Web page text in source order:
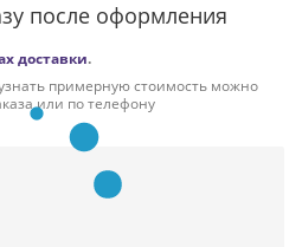
после оформления
доставки.
примерную стоимость можно
или по телефону